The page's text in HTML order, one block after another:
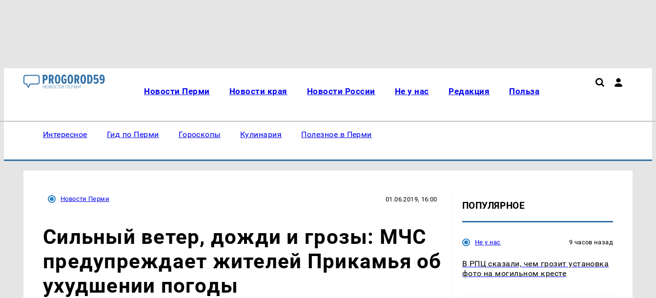
Новости Перми Новости края Новости России Не у нас Редакция Польза
Интересное Гид по Перми Гороскопы Кулинария Полезное в Перми
Новости Перми 01.06.2019, 16:00
Сильный ветер, дожди и грозы: МЧС
предупреждает жителей Прикамья об
ухудшении погоды
ПОПУЛЯРНОЕ
Не у нас 9 часов назад
В РПЦ сказали, чем грозит установка
фото на могильном кресте